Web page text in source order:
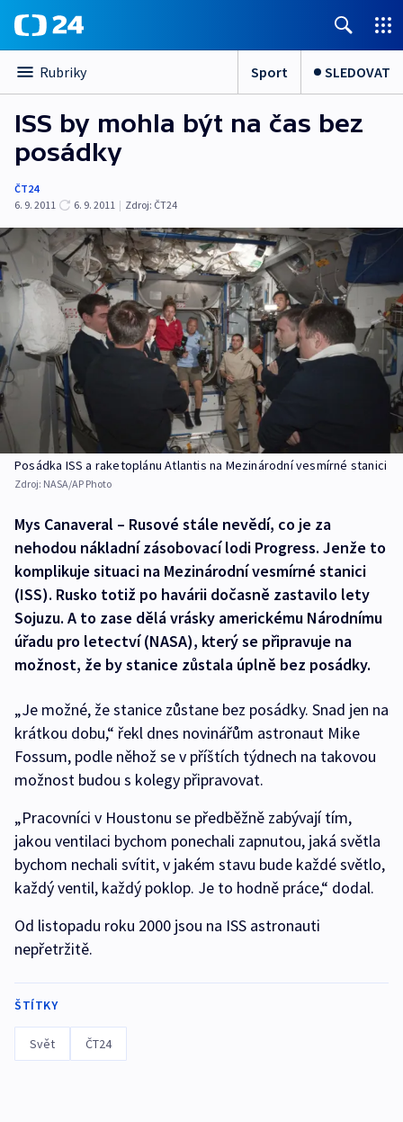
Rubriky Sport SLEDOVAT
ISS by mohla být na čas bez
posádky
ČT24
6. 9. 2011
6. 9. 2011 | Zdroj: ČT24
Posádka ISS a raketoplánu Atlantis na Mezinárodní vesmírné stanici
Zdroj: NASA/AP Photo
Mys Canaveral – Rusové stále nevědí, co je za
nehodou nákladní zásobovací lodi Progress. Jenže to
komplikuje situaci na Mezinárodní vesmírné stanici
(ISS). Rusko totiž po havárii dočasně zastavilo lety
Sojuzu. A to zase dělá vrásky americkému Národnímu
úřadu pro letectví (NASA), který se připravuje na
možnost, že by stanice zůstala úplně bez posádky.
„Je možné, že stanice zůstane bez posádky. Snad jen na
krátkou dobu,“ řekl dnes novinářům astronaut Mike
Fossum, podle něhož se v příštích týdnech na takovou
možnost budou s kolegy připravovat.
„Pracovníci v Houstonu se předběžně zabývají tím,
jakou ventilaci bychom ponechali zapnutou, jaká světla
bychom nechali svítit, v jakém stavu bude každé světlo,
každý ventil, každý poklop. Je to hodně práce,“ dodal.
Od listopadu roku 2000 jsou na ISS astronauti
nepřetržitě.
ŠTÍTKY
Svět ČT24